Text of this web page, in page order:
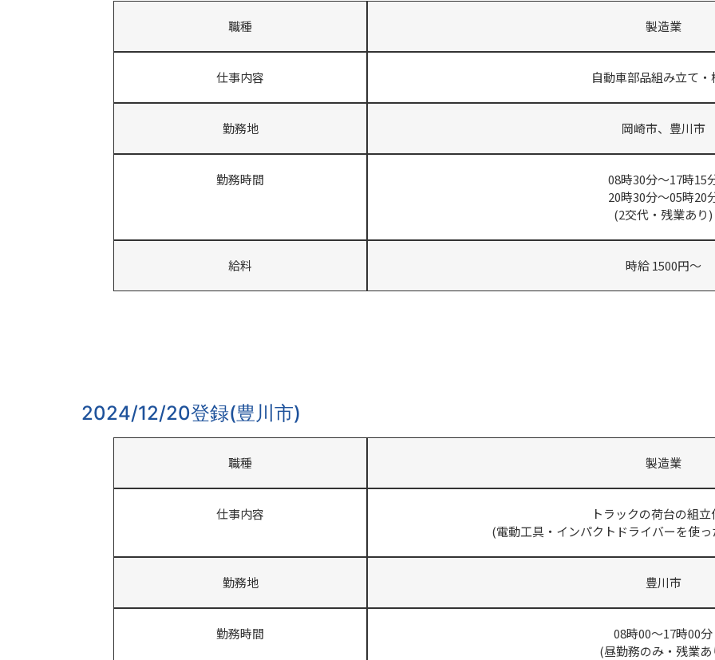
職種 製造業
仕事内容 自動車部品組み立て・
勤務地 岡崎市、豊川市
勤務時間
08時30分～17時15
20時30分～05時20
(2交代・残業あり)
給料 時給 1500円～
2024/12/20登録(豊川市)
職種 製造業
仕事内容
トラックの荷台の組立
(電動工具・インパクトドライバーを使
勤務地 豊川市
勤務時間
08時00～17時00分
(昼勤務のみ・残業あ